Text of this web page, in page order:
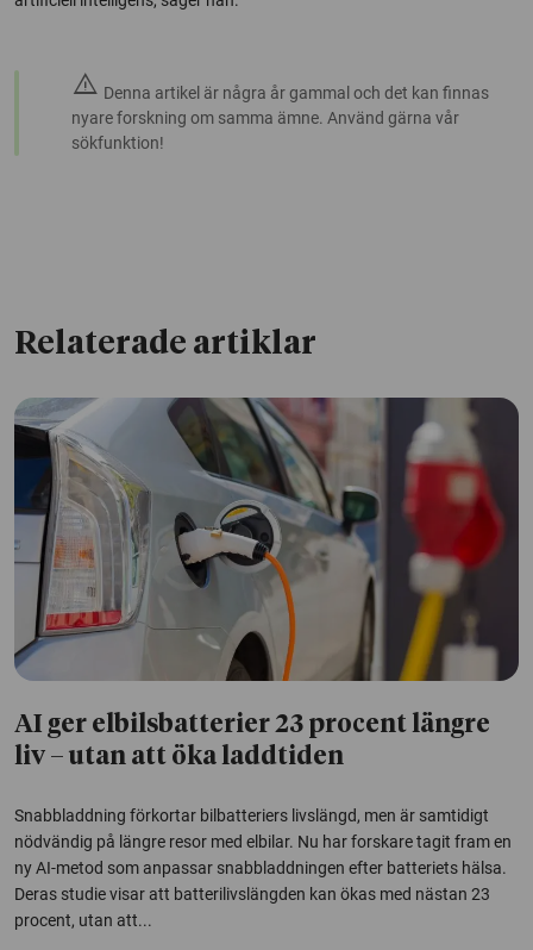
warning Denna artikel är några år gammal och det kan finnas
nyare forskning om samma ämne. Använd gärna vår
sökfunktion!
Relaterade artiklar
AI ger elbilsbatterier 23 procent längre
liv – utan att öka laddtiden
Snabbladdning förkortar bilbatteriers livslängd, men är samtidigt
nödvändig på längre resor med elbilar. Nu har forskare tagit fram en
ny AI-metod som anpassar snabbladdningen efter batteriets hälsa.
Deras studie visar att batterilivslängden kan ökas med nästan 23
procent, utan att...